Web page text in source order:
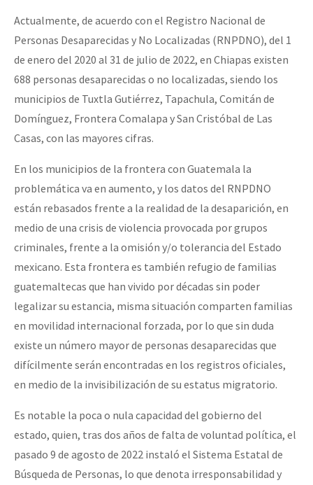
Actualmente, de acuerdo con el Registro Nacional de
Personas Desaparecidas y No Localizadas (RNPDNO), del 1
de enero del 2020 al 31 de julio de 2022, en Chiapas existen
688 personas desaparecidas o no localizadas, siendo los
municipios de Tuxtla Gutiérrez, Tapachula, Comitán de
Domínguez, Frontera Comalapa y San Cristóbal de Las
Casas, con las mayores cifras.
En los municipios de la frontera con Guatemala la
problemática va en aumento, y los datos del RNPDNO
están rebasados frente a la realidad de la desaparición, en
medio de una crisis de violencia provocada por grupos
criminales, frente a la omisión y/o tolerancia del Estado
mexicano. Esta frontera es también refugio de familias
guatemaltecas que han vivido por décadas sin poder
legalizar su estancia, misma situación comparten familias
en movilidad internacional forzada, por lo que sin duda
existe un número mayor de personas desaparecidas que
difícilmente serán encontradas en los registros oficiales,
en medio de la invisibilización de su estatus migratorio.
Es notable la poca o nula capacidad del gobierno del
estado, quien, tras dos años de falta de voluntad política, el
pasado 9 de agosto de 2022 instaló el Sistema Estatal de
Búsqueda de Personas, lo que denota irresponsabilidad y